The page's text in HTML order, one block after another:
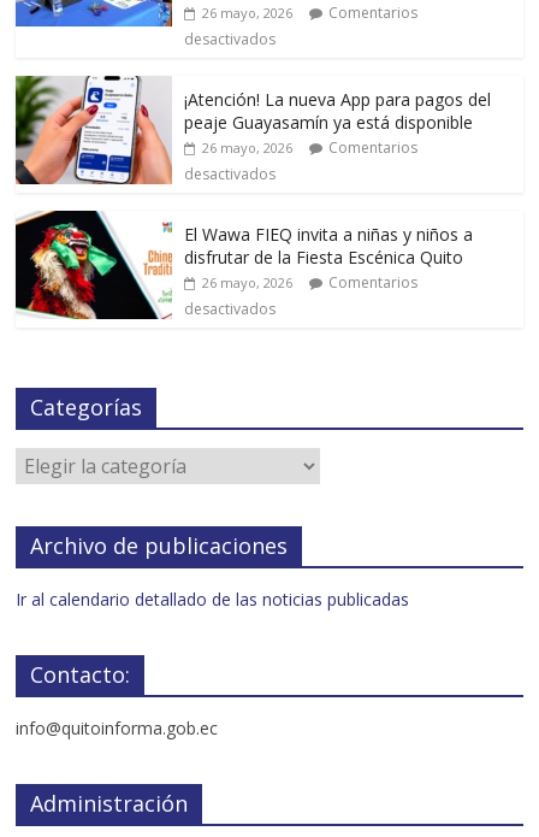
26 mayo, 2026
Comentarios
desactivados
¡Atención! La nueva App para pagos del
peaje Guayasamín ya está disponible
26 mayo, 2026
Comentarios
desactivados
El Wawa FIEQ invita a niñas y niños a
disfrutar de la Fiesta Escénica Quito
26 mayo, 2026
Comentarios
desactivados
Categorías
Archivo de publicaciones
Ir al calendario detallado de las noticias publicadas
Contacto:
info@quitoinforma.gob.ec
Administración